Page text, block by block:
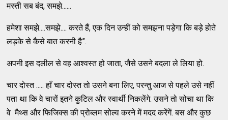
मस्ती सब बंद, समझे......
हमेशा समझे....समझे.... करते हैं, एक दिन उन्हीं को समझना पड़ेगा कि बड़े होते
लड़के से कैसे बात करनी है”.
अपनी इस दलील से वह आश्वस्त हो जाता, जैसे उसने बदला ले लिया हो.
चार दोस्त ..... हाँ चार दोस्त तो उसने बना लिए, परन्तु आज से पहले उसे नहीं
पता था कि वे चारों इतने कुटिल और स्वार्थी निकलेंगे. उसने तो सोचा था कि
वे मैथ्स और फिजिक्स की प्रोब्लम सोल्व करने में मदद करेंगें. बस और कुछ